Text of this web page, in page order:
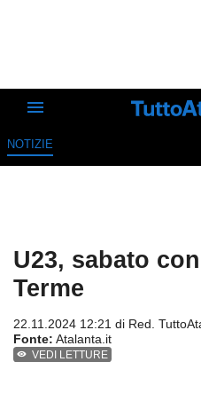
NOTIZIE
U23, sabato
Terme
22.11.2024 12:21 di Red.
Fonte: Atalanta.it
VEDI LETTURE